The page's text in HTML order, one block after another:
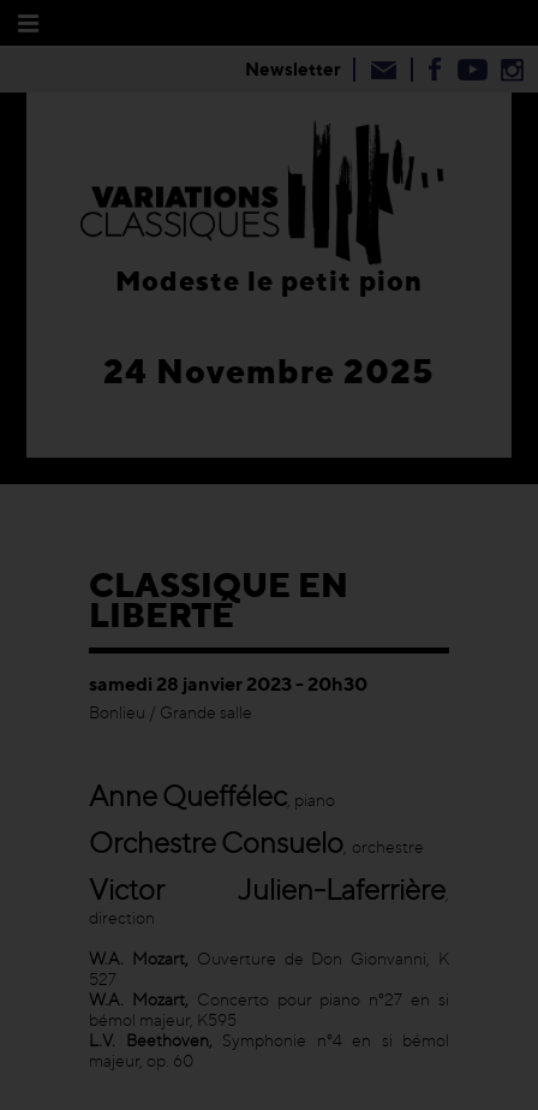
24 Novembre 2025
Modeste le petit pion
Newsletter
CLASSIQUE EN
LIBERTÉ
samedi 28 janvier 2023 - 20h30
Bonlieu / Grande salle
Anne Queffélec piano
Orchestre Consuelo orchestre
Victor Julien-Laferrière
direction
W.A. Mozart,
Ouverture de Don Gionvanni, K
527
W.A. Mozart,
Concerto pour piano n°27 en si
bémol majeur, K595
L.V. Beethoven,
Symphonie n°4 en si bémol
majeur, op. 60